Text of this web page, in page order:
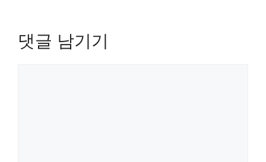
댓글 남기기